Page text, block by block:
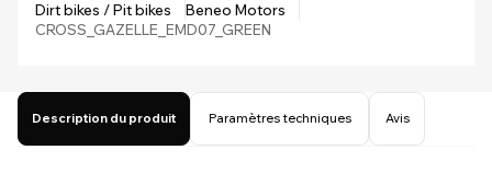
Dirt bikes / Pit bikes
Beneo Motors
CROSS_GAZELLE_EMD07_GREEN
Description du produit Paramètres techniques Avis